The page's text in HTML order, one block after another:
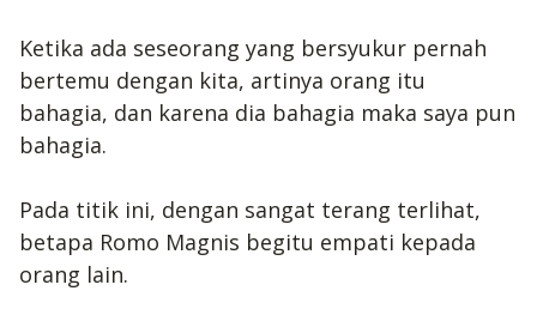
Ketika ada seseorang yang bersyukur pernah
bertemu dengan kita, artinya orang itu
bahagia, dan karena dia bahagia maka saya pun
bahagia.
Pada titik ini, dengan sangat terang terlihat,
betapa Romo Magnis begitu empati kepada
orang lain.